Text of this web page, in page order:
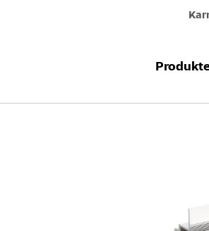
Produkte &